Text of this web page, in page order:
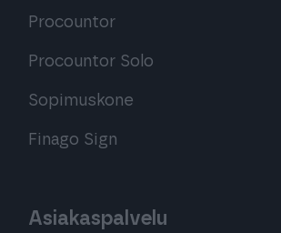
Procountor
Procountor Solo
Sopimuskone
Finago Sign
Asiakaspalvelu